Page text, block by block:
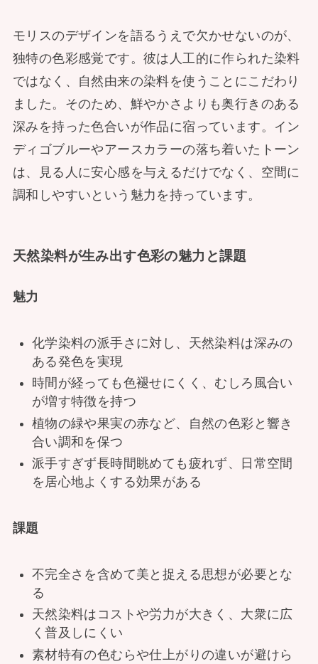
モリスのデザインを語るうえで欠かせないのが、
独特の色彩感覚です。彼は人工的に作られた染料
ではなく、自然由来の染料を使うことにこだわり
ました。そのため、鮮やかさよりも奥行きのある
深みを持った色合いが作品に宿っています。イン
ディゴブルーやアースカラーの落ち着いたトーン
は、見る人に安心感を与えるだけでなく、空間に
調和しやすいという魅力を持っています。
天然染料が生み出す色彩の魅力と課題
魅力
化学染料の派手さに対し、天然染料は深みの
ある発色を実現
時間が経っても色褪せにくく、むしろ風合い
が増す特徴を持つ
植物の緑や果実の赤など、自然の色彩と響き
合い調和を保つ
派手すぎず長時間眺めても疲れず、日常空間
を居心地よくする効果がある
課題
不完全さを含めて美と捉える思想が必要とな
る
天然染料はコストや労力が大きく、大衆に広
く普及しにくい
素材特有の色むらや仕上がりの違いが避けら